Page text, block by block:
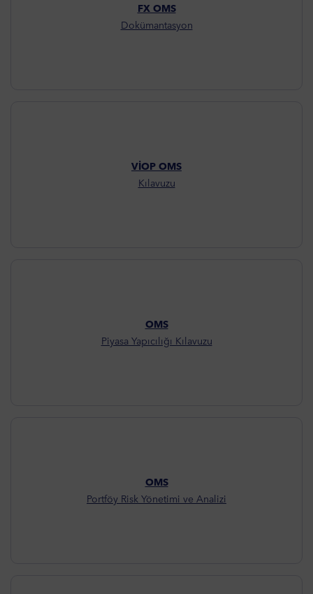
FX OMS
Dokümantasyon
VİOP OMS
Kılavuzu
OMS
Piyasa Yapıcılığı Kılavuzu
OMS
Portföy Risk Yönetimi ve Analizi